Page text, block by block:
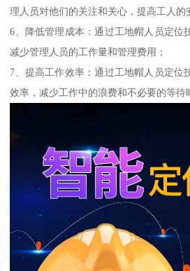
理人员对他们的关注和关心，提高工人的
6、降低管理成本：通过工地帽人员定位
减少管理人员的工作量和管理费用；
7、提高工作效率：通过工地帽人员定位
效率，减少工作中的浪费和不必要的等待